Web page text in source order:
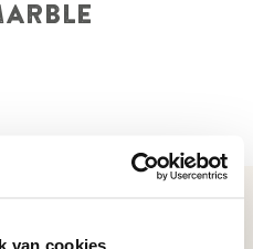
van cookies